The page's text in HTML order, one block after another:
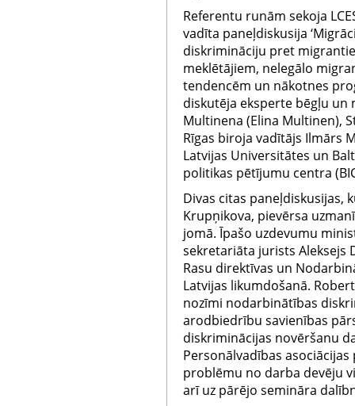
Referentu runām sekoja
vadīta paneļdiskusija
diskrimināciju pret
meklētājiem, nelegālo
tendencēm un nākotnes
diskutēja eksperte bēgļu
Multinena (Elina Multinen),
Rīgas biroja vadītājs Ilmārs
Latvijas Universitātes un
politikas pētījumu centra
Divas citas paneļdiskusijas,
Krupņikova, pievērsa
jomā. Īpašo uzdevumu
sekretariāta jurists Aleksejs
Rasu direktīvas un
Latvijas likumdošanā.
nozīmi nodarbinātības
arodbiedrību savienības
diskriminācijas novēršanu
Personālvadības
problēmu no darba devēju
arī uz pārējo semināra